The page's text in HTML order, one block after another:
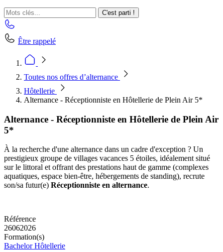
C'est parti !
Être rappelé
Toutes nos offres d’alternance
Hôtellerie
Alternance - Réceptionniste en Hôtellerie de Plein Air 5*
Alternance - Réceptionniste en Hôtellerie de Plein Air
5*
À la recherche d'une alternance dans un cadre d'exception ? Un
prestigieux groupe de villages vacances 5 étoiles, idéalement situé
sur le littoral et offrant des prestations haut de gamme (complexes
aquatiques, espace bien-être, hébergements de standing), recrute
son/sa futur(e) Réceptionniste en alternance.
Référence
26062026
Formation(s)
Bachelor Hôtellerie